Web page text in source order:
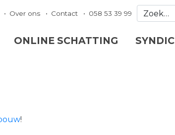
Over ons Contact 058 53 39 99
ONLINE SCHATTING SYNDIC
!